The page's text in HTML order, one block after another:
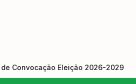
Eleição 2026-2029 •